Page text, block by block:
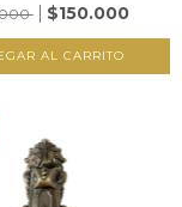
$150.000